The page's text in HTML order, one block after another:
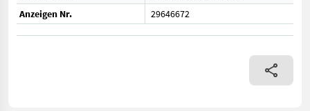
Anzeigen Nr.
29646672